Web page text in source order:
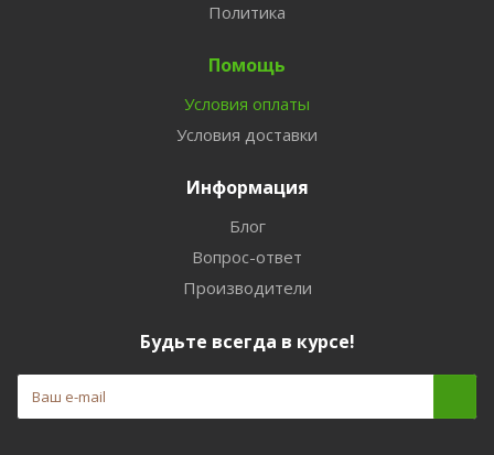
Политика
Помощь
Условия оплаты
Условия доставки
Информация
Блог
Вопрос-ответ
Производители
Будьте всегда в курсе!